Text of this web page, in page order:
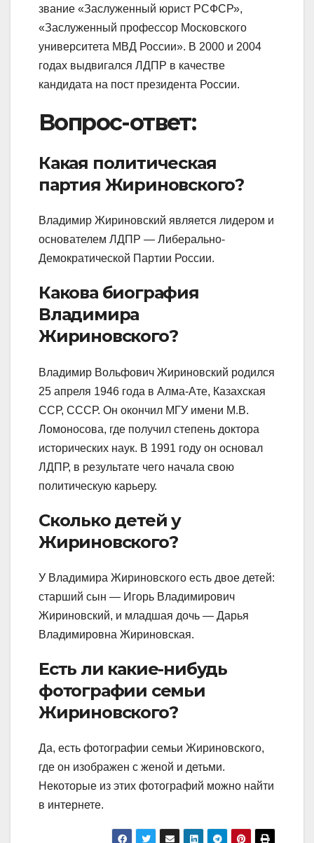
звание «Заслуженный юрист РСФСР»,
«Заслуженный профессор Московского
университета МВД России». В 2000 и 2004
годах выдвигался ЛДПР в качестве
кандидата на пост президента России.
Вопрос-ответ:
Какая политическая
партия Жириновского?
Владимир Жириновский является лидером и
основателем ЛДПР — Либерально-
Демократической Партии России.
Какова биография
Владимира
Жириновского?
Владимир Вольфович Жириновский родился
25 апреля 1946 года в Алма-Ате, Казахская
ССР, СССР. Он окончил МГУ имени М.В.
Ломоносова, где получил степень доктора
исторических наук. В 1991 году он основал
ЛДПР, в результате чего начала свою
политическую карьеру.
Сколько детей у
Жириновского?
У Владимира Жириновского есть двое детей:
старший сын — Игорь Владимирович
Жириновский, и младшая дочь — Дарья
Владимировна Жириновская.
Есть ли какие-нибудь
фотографии семьи
Жириновского?
Да, есть фотографии семьи Жириновского,
где он изображен с женой и детьми.
Некоторые из этих фотографий можно найти
в интернете.